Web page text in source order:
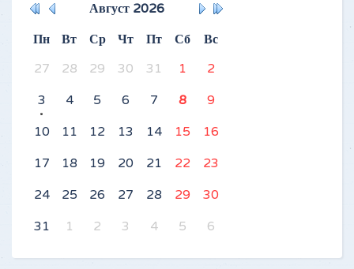
Август 2026
Пн
Вт Ср Чт Пт Сб
Вс
27
28 29 30 31 1
2
3
4 5 6 7 8
9
10
11 12 13 14 15
16
17
18 19 20 21 22
23
24
25 26 27 28 29
30
31
1 2 3 4 5 6